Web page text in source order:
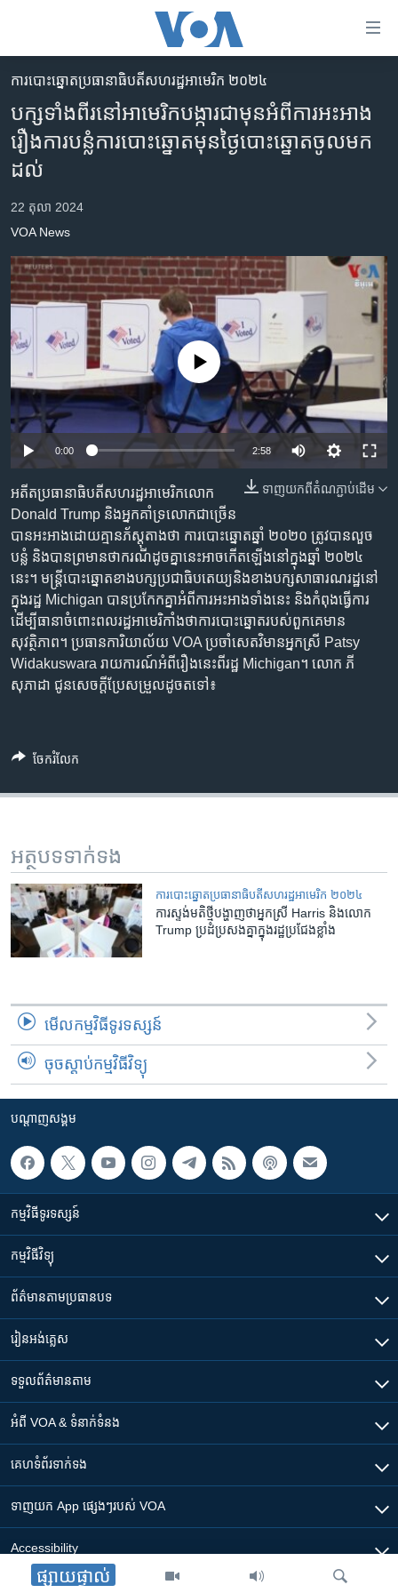
ទាក់ទង
រំលង​
និង​
ចូល​
ទំព័រ​
ព័ត៌មាន​​
ម្តង
រំលង​
ចូល​
ទៅ​
ទំព័រ​
រចនា
សម្ព័ន្ធ​
រំលង​
ចូល​
ទៅ​
កាន់​
ទំព័រ​
ស្វែង​
រក
អន្តរជាតិ
អាមេរិក
កម្ពុជាច្នៃប្រតិដ្ឋ
ព្រឹត្តិការណ៍ព័ត៌មាន
ទូរទស្សន៍ / វីដេអូ​
វិទ្យុ / ផតខាសថ៍
កម្មវិធីទាំងអស់
Khmer English
ភាសា
ផ្សាយផ្ទាល់
ការបោះឆ្នោតប្រធានាធិបតីសហរដ្ឋអាមេរិក ២០២៤
បក្ស​ទាំងពីរ​នៅ​អាមេរិក​បង្ការ​ជាមុន​អំពី​ការ​អះអាង​
រឿង​ការ​បន្លំ​ការ​បោះឆ្នោត​មុន​ថ្ងៃ​បោះឆ្នោត​ចូល​មក​
ដល់
22 តុលា 2024
VOA News
No media source currently available
0:00 2:58
ទាញ​យក​ពី​តំណភ្ជាប់​ដើម
អតីត​ប្រធានាធិបតី​សហរដ្ឋ​អាមេរិក​លោក
Donald Trump និង​អ្នក​គាំទ្រ​លោក​ជាច្រើន​
បាន​អះអាង​ដោយ​គ្មាន​ភ័ស្តុតាង​ថា ការ​បោះឆ្នោត​ឆ្នាំ ២០២០ ត្រូវបាន​លួច​
បន្លំ និង​បាន​ព្រមាន​ថា​ករណី​ដូច​គ្នា​នេះ​អាច​កើតឡើង​នៅក្នុង​ឆ្នាំ ២០២៤
នេះ។ មន្ត្រី​បោះឆ្នោត​ខាង​បក្ស​ប្រជាធិបតេយ្យ​និង​ខាង​បក្ស​សាធារណរដ្ឋ​នៅ​
ក្នុង​រដ្ឋ Michigan បាន​ប្រកែក​គ្នា​អំពី​ការ​អះអាង​ទាំងនេះ និង​កំពុង​ធ្វើការ​
ដើម្បី​ធានា​ចំពោះ​ពលរដ្ឋ​អាមេរិកាំង​ថា​ការ​បោះឆ្នោត​របស់​ពួកគេ​មាន​
សុវត្ថិភាព។ ប្រធាន​ការិយាល័យ VOA ប្រចាំ​សេតវិមាន​អ្នកស្រី Patsy
Widakuswara រាយការណ៍​អំពី​រឿង​នេះ​ពី​រដ្ឋ Michigan។ លោក ភី
សុភាដា ជូន​សេចក្ដី​ប្រែ​សម្រួល​ដូចតទៅ៖
ចែករំលែក
អត្ថបទ​ទាក់ទង
ការបោះឆ្នោតប្រធានាធិបតីសហរដ្ឋអាមេរិក ២០២៤
ការ​ស្ទង់មតិ​ថ្មី​បង្ហាញ​ថា​អ្នកស្រី Harris និង​លោក
Trump ប្រដំប្រសង​គ្នា​ក្នុង​រដ្ឋ​ប្រជែង​ខ្លាំង
មើល​កម្មវិធី​ទូរទស្សន៍
ចុចស្តាប់កម្មវិធីវិទ្យុ
បណ្តាញ​សង្គម
កម្មវិធី​ទូរទស្សន៍
កម្មវិធី​វិទ្យុ
ព័ត៌មាន​តាមប្រធានបទ​
រៀន​​អង់គ្លេស
ទទួល​ព័ត៌មាន​តាម
អំពី​ VOA & ទំនាក់ទំនង
គេហទំព័រ​​ទាក់ទង
ទាញយក​ App ផ្សេងៗ​របស់​ VOA
Accessibility